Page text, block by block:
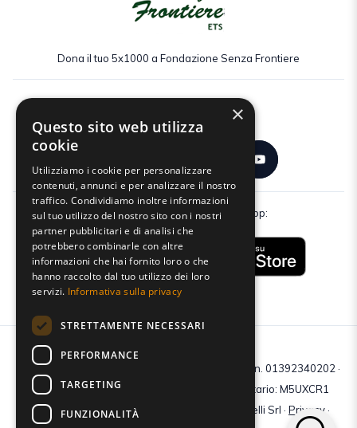
Dona il tuo 5x1000 a Fondazione Senza Frontiere
Scarica gratuitamente la nostra app:
C.F e P.IVA: 01392340202 · Reg.Imp. di Mantova: n. 01392340202 ·
Capitale sociale € 210.400 i.v. · Codice destinatario: M5UXCR1
© 2026 Tutti i diritti riservati · Centro Studi Castelli Srl · Privacy·
×
Questo sito web utilizza
cookie
Utilizziamo i cookie per personalizzare
contenuti, annunci e per analizzare il nostro
traffico. Condividiamo inoltre informazioni
sul tuo utilizzo del nostro sito con i nostri
partner pubblicitari e di analisi che
potrebbero combinarle con altre
informazioni che hai fornito loro o che
hanno raccolto dal tuo utilizzo dei loro
servizi. Informativa sulla privacy
STRETTAMENTE NECESSARI
PERFORMANCE
TARGETING
FUNZIONALITÀ